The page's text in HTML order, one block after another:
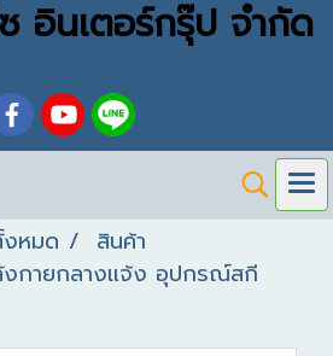
อินเตอร์กรุ๊ป จำกัด
หมด
สินค้า
งกายกลางแจ้ง อุปกรณ์สกี